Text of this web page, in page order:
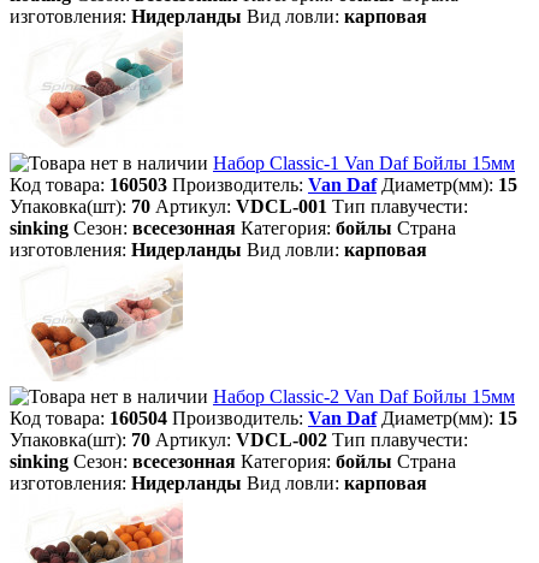
изготовления: Нидерланды Вид ловли: карповая
Набор Classic-1 Van Daf Бойлы 15мм
Код товара: 160503 Производитель: Van Daf Диаметр(мм): 15
Упаковка(шт): 70 Артикул: VDCL-001 Тип плавучести:
sinking Сезон: всесезонная Категория: бойлы Страна
изготовления: Нидерланды Вид ловли: карповая
Набор Classic-2 Van Daf Бойлы 15мм
Код товара: 160504 Производитель: Van Daf Диаметр(мм): 15
Упаковка(шт): 70 Артикул: VDCL-002 Тип плавучести:
sinking Сезон: всесезонная Категория: бойлы Страна
изготовления: Нидерланды Вид ловли: карповая